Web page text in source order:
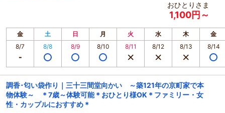
おひとりさま
1,100円～
金 土 日 月 火 水 木
金
8/7
8/8 8/9 8/10 8/11 8/12 8/13 8/14
調香･匂い袋作り｜三十三間堂向かい ～築121年の京町家で本
物体験～ ＊7歳～体験可能＊おひとり様OK＊ファミリー・女
性・カップルにおすすめ＊